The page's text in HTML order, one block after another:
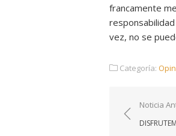
francamente
vez, no se
Categoría:
de
Noticia